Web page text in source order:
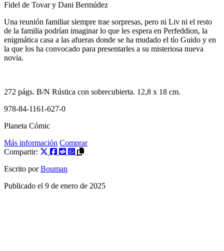
Fidel de Tovary Dani Bermúdez
Una reunión familiar siempre trae sorpresas, pero ni Liv ni el resto
de la familia podrían imaginar lo que les espera en Perfeddion, la
enigmática casa a las afueras donde se ha mudado el tío Guido y en
la que los ha convocado para presentarles a su misteriosa nueva
novia.
272 págs. B/N Rústica con sobrecubierta. 12,8 x 18 cm.
978-84-1161-627-0
Planeta Cómic
Más información Comprar
Compartir:
Escrito por Bouman
Publicado el 9 de enero de 2025